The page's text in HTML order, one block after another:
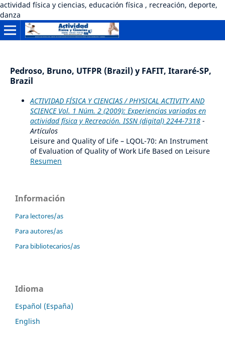
actividad física y ciencias, educación física , recreación, deporte,
danza
Pedroso, Bruno, UTFPR (Brazil) y FAFIT, Itararé-SP,
Brazil
ACTIVIDAD FÍSICA Y CIENCIAS / PHYSICAL ACTIVITY AND
SCIENCE Vol. 1 Núm. 2 (2009): Experiencias variadas en
actividad física y Recreación. ISSN (digital) 2244-7318-
Artículos
Leisure and Quality of Life – LQOL-70: An Instrument
of Evaluation of Quality of Work Life Based on Leisure
Resumen
Información
Para lectores/as
Para autores/as
Para bibliotecarios/as
Idioma
Español (España)
English